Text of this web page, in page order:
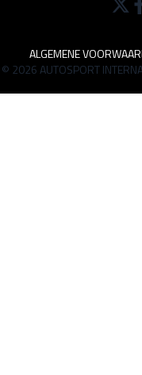
ALGEMENE
© 2026 AUTOSPORT